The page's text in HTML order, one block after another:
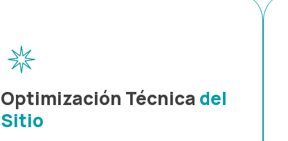
Optimización Técnica del
Sitio